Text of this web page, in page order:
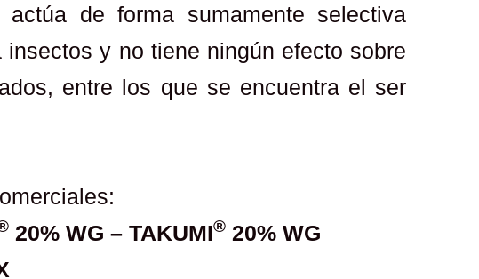
actúa de forma sumamente selectiva
insectos y no tiene ningún efecto sobre
entre los que se encuentra el ser
20% WG – TAKUMI® 20% WG